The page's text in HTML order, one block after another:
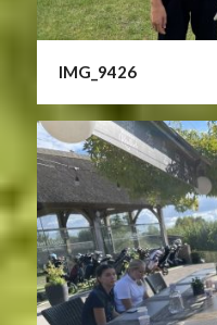
IMG_9426